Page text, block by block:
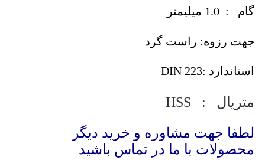
گام : 1.0 میلیمتر
جهت رزوه: راست گرد
استاندارد :DIN 223
متریال : HSS
لطفا جهت مشاوره و خرید دیگر
محصولات با ما در تماس باشید